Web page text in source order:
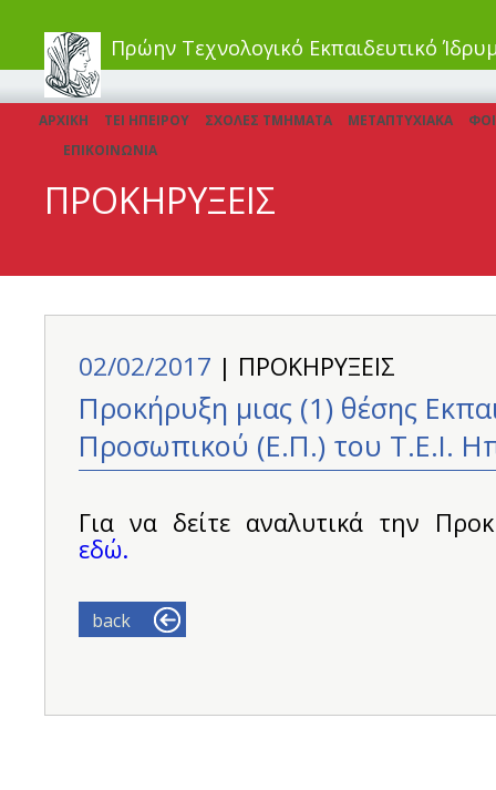
Πρώην Τεχνολογικό Εκπαιδευτικό
ΑΡΧΙΚΗ ΤΕΙ ΗΠΕΙΡΟΥ ΣΧΟΛΕΣ ΤΜΗΜΑΤΑ ΜΕΤΑΠΤΥΧΙΑΚΑ
ΕΠΙΚΟΙΝΩΝΙΑ
ΠΡΟΚΗΡΥΞΕΙΣ
02/02/2017 | ΠΡΟΚΗΡΥΞΕΙΣ
Προκήρυξη μιας (1) θέσης
Προσωπικού (Ε.Π.) του Τ.Ε.Ι.
Για να δείτε αναλυτικά την
εδώ.
back